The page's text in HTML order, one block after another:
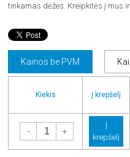
tinkamas dėžes. Kreipkitės į mus
Kainos be PVM
Kiekis Į krepšelį
Į
krepšelį